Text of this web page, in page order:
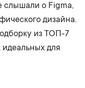
слышали о Figma,
дизайна.
из ТОП-7
для